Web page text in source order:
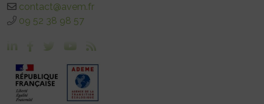
contact@avem.fr
09 52 38 98 57